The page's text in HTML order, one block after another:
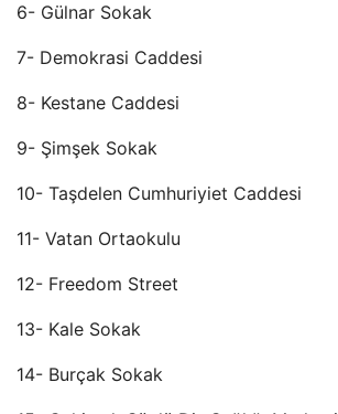
6- Gülnar Sokak
7- Demokrasi Caddesi
8- Kestane Caddesi
9- Şimşek Sokak
10- Taşdelen Cumhuriyiet Caddesi
11- Vatan Ortaokulu
12- Freedom Street
13- Kale Sokak
14- Burçak Sokak